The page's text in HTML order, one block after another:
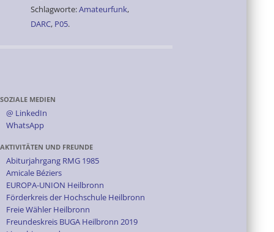
Schlagworte:Amateurfunk,
DARC, P05.
SOZIALE MEDIEN
@ LinkedIn
WhatsApp
AKTIVITÄTEN UND FREUNDE
Abiturjahrgang RMG 1985
Amicale Béziers
EUROPA-UNION Heilbronn
Förderkreis der Hochschule Heilbronn
Freie Wähler Heilbronn
Freundeskreis BUGA Heilbronn 2019